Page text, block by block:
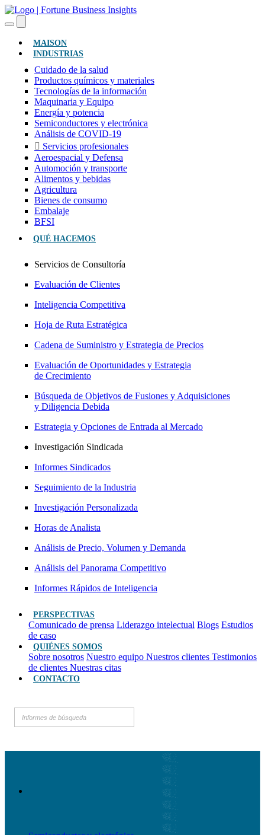
MAISON(ACTUAL)
INDUSTRIAS
Cuidado de la salud
Productos químicos y materiales
Tecnologías de la información
Maquinaria y Equipo
Energía y potencia
Semiconductores y electrónica
Análisis de COVID-19
Servicios profesionales
Aeroespacial y Defensa
Automoción y transporte
Alimentos y bebidas
Agricultura
Bienes de consumo
Embalaje
BFSI
QUÉ HACEMOS
Servicios de Consultoría
Evaluación de Clientes
Inteligencia Competitiva
Hoja de Ruta Estratégica
Cadena de Suministro y Estrategia de Precios
Evaluación de Oportunidades y Estrategia
de Crecimiento
Búsqueda de Objetivos de Fusiones y Adquisiciones
y Diligencia Debida
Estrategia y Opciones de Entrada al Mercado
Investigación Sindicada
Informes Sindicados
Seguimiento de la Industria
Investigación Personalizada
Horas de Analista
Análisis de Precio, Volumen y Demanda
Análisis del Panorama Competitivo
Informes Rápidos de Inteligencia
PERSPECTIVAS
Comunicado de prensa Liderazgo intelectual Blogs Estudios
de caso
QUIÉNES SOMOS
Sobre nosotros Nuestro equipo Nuestros clientes Testimonios
de clientes Nuestras citas
CONTACTO